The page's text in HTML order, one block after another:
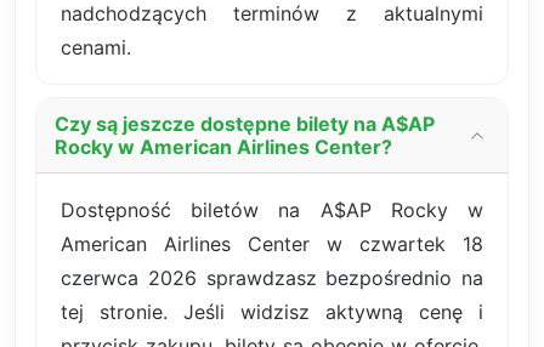
nadchodzących terminów z aktualnymi
cenami.
Czy są jeszcze dostępne bilety na A$AP
Rocky w American Airlines Center?
Dostępność biletów na A$AP Rocky w
American Airlines Center w czwartek 18
czerwca 2026 sprawdzasz bezpośrednio na
tej stronie. Jeśli widzisz aktywną cenę i